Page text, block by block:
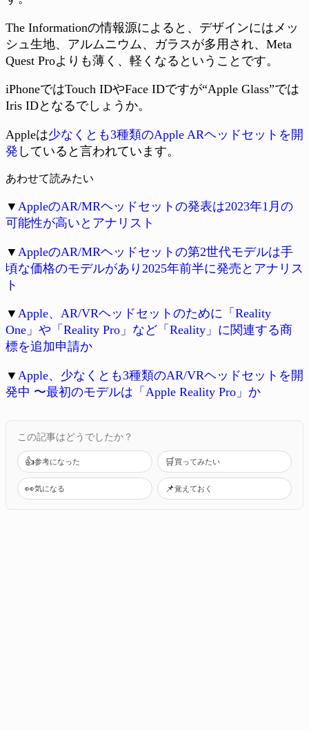
The Informationの情報源によると、デザインにはメッ
シュ生地、アルムニウム、ガラスが多用され、Meta
Quest Proよりも薄く、軽くなるということです。
iPhoneではTouch IDやFace IDですが“Apple Glass”では
Iris IDとなるでしょうか。
Appleは少なくとも3種類のApple ARヘッドセットを開
発 していると言われています。
あわせて読みたい
▼ AppleのAR/MRヘッドセットの発表は2023年1月の
可能性が高いとアナリスト
▼ AppleのAR/MRヘッドセットの第2世代モデルは手
頃な価格のモデルがあり2025年前半に発売とアナリス
ト
▼ Apple、AR/VRヘッドセットのために「Reality
One」や「Reality Pro」など「Reality」に関連する商
標を追加申請か
▼ Apple、少なくとも3種類のAR/VRヘッドセットを開
発中 〜最初のモデルは「Apple Reality Pro」か
この記事はどうでしたか？
👍参考になった 🛒買ってみたい
👀気になる 📌覚えておく